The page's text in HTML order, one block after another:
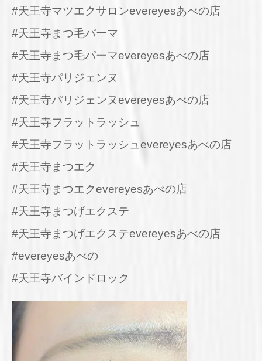
#天王寺マツエクサロンevereyesあべの店
#天王寺まつ毛パーマ
#天王寺まつ毛パーマevereyesあべの店
#天王寺パリジェンヌ
#天王寺パリジェンヌevereyesあべの店
#天王寺フラットラッシュ
#天王寺フラットラッシュevereyesあべの店
#天王寺まつエク
#天王寺まつエクevereyesあべの店
#天王寺まつげエクステ
#天王寺まつげエクステevereyesあべの店
#evereyesあべの
#天王寺バインドロック